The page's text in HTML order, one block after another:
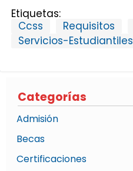
Categorías
Admisión
Becas
Certificaciones
Etiquetas:
Ccss
Requisitos
Servicios-Estudiantiles